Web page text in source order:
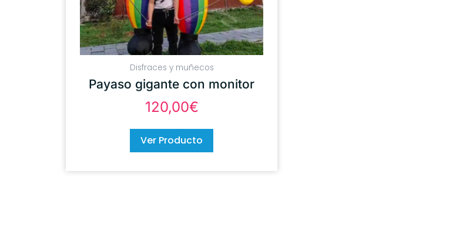
Disfraces y muñecos
Payaso gigante con monitor
120,00€
Ver Producto